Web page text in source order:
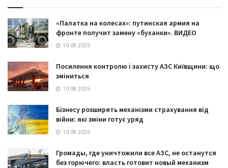
«Палатка на колесах»: путинская армия на
фронте получит замену «буханки». ВИДЕО
10.08.2026
Посилення контролю і захисту АЗС Київщини: що
зміниться
10.08.2026
Бізнесу розширять механізми страхування від
війни: які зміни готує уряд
10.08.2026
Громады, где уничтожили все АЗС, не останутся
без горючего: власть готовит новый механизм